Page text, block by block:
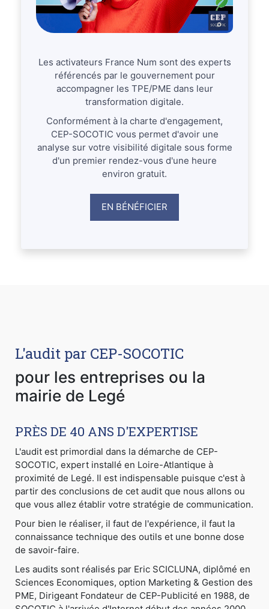
Les activateurs France Num sont des experts
référencés par le gouvernement pour
accompagner les TPE/PME dans leur
transformation digitale.
Conformément à la charte d'engagement,
CEP-SOCOTIC vous permet d'avoir une
analyse sur votre visibilité digitale sous forme
d'un premier rendez-vous d'une heure
environ gratuit.
EN BÉNÉFICIER
L'audit par CEP-SOCOTIC
pour les entreprises ou la
mairie de Legé
PRÈS DE 40 ANS D'EXPERTISE
L'audit est primordial dans la démarche de CEP-
SOCOTIC, expert installé en Loire-Atlantique à
proximité de Legé. Il est indispensable puisque c'est à
partir des conclusions de cet audit que nous allons ou
que vous allez établir votre stratégie de communication.
Pour bien le réaliser, il faut de l'expérience, il faut la
connaissance technique des outils et une bonne dose
de savoir-faire.
Les audits sont réalisés par Eric SCICLUNA, diplômé en
Sciences Economiques, option Marketing & Gestion des
PME, Dirigeant Fondateur de CEP-Publicité en 1988, de